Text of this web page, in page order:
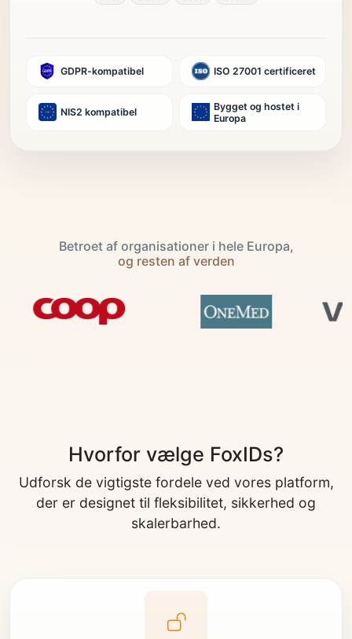
GDPR-kompatibel ISO 27001 certificeret
NIS2 kompatibel
Bygget og hostet i
Europa
Betroet af organisationer i hele Europa,
og resten af verden
Hvorfor vælge FoxIDs?
Udforsk de vigtigste fordele ved vores platform,
der er designet til fleksibilitet, sikkerhed og
skalerbarhed.